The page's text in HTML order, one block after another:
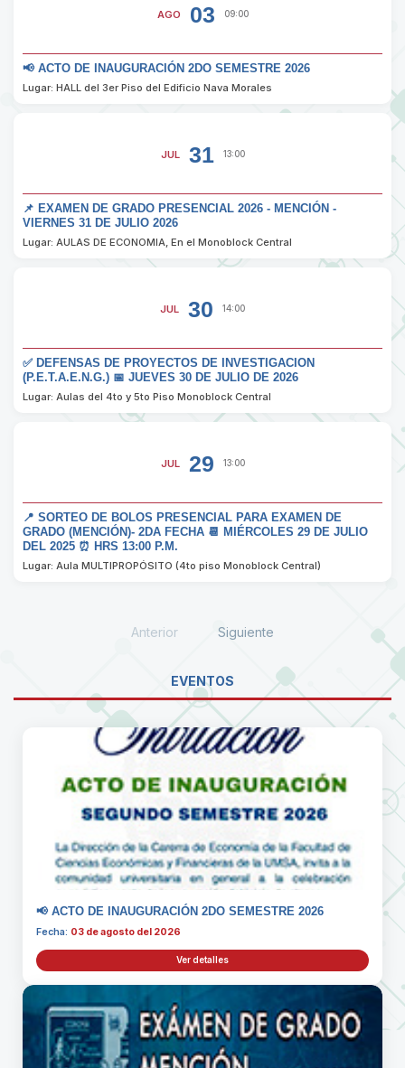
AGO 03 09:00
📢 ACTO DE INAUGURACIÓN 2DO SEMESTRE 2026
Lugar: HALL del 3er Piso del Edificio Nava Morales
JUL 31 13:00
📌 EXAMEN DE GRADO PRESENCIAL 2026 - MENCIÓN -
VIERNES 31 DE JULIO 2026
Lugar: AULAS DE ECONOMIA, En el Monoblock Central
JUL 30 14:00
✅ DEFENSAS DE PROYECTOS DE INVESTIGACION
(P.E.T.A.E.N.G.) 📅 JUEVES 30 DE JULIO DE 2026
Lugar: Aulas del 4to y 5to Piso Monoblock Central
JUL 29 13:00
📍 SORTEO DE BOLOS PRESENCIAL PARA EXAMEN DE
GRADO (MENCIÓN)- 2DA FECHA 📆 MIÉRCOLES 29 DE JULIO
DEL 2025 ⏰ HRS 13:00 P.M.
Lugar: Aula MULTIPROPÓSITO (4to piso Monoblock Central)
Anterior Siguiente
EVENTOS
📢 ACTO DE INAUGURACIÓN 2DO SEMESTRE 2026
Fecha: 03 de agosto del 2026
Ver detalles